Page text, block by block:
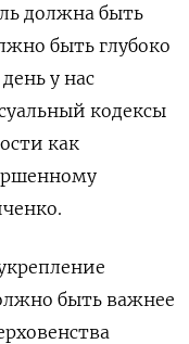
должна быть
быть глубоко
у нас
кодексы
как
быть важнее